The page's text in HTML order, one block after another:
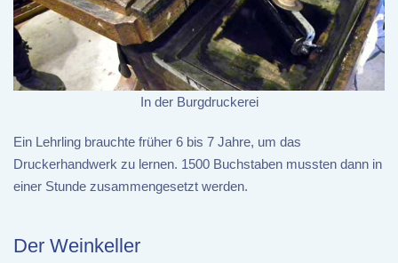
In der Burgdruckerei
Ein Lehrling brauchte früher 6 bis 7 Jahre, um das
Druckerhandwerk zu lernen. 1500 Buchstaben mussten dann in
einer Stunde zusammengesetzt werden.
Der Weinkeller